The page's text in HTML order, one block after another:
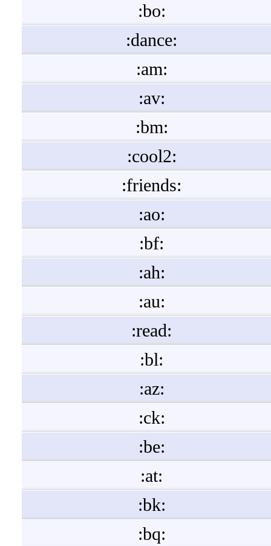
:bo:
:dance:
:am:
:av:
:bm:
:cool2:
:friends:
:ao:
:bf:
:ah:
:au:
:read:
:bl:
:az:
:ck:
:be:
:at:
:bk:
:bq: